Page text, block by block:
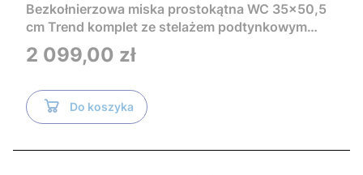
Bezkołnierzowa miska prostokątna WC 35x50,5
cm Trend komplet ze stelażem podtynkowym
Tece i czarnym przyciskiem TeceNow
TR2216+Tece
Cena
2 099,00 zł
Do koszyka